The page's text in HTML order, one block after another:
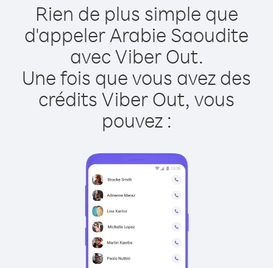
Rien de plus simple que
d'appeler Arabie Saoudite
avec Viber Out.
Une fois que vous avez des
crédits Viber Out, vous
pouvez :